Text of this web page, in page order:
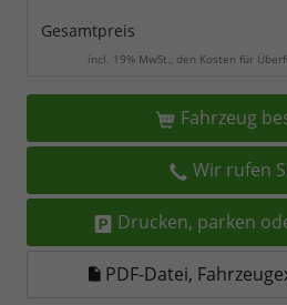
Gesamtpreis
incl. 19% MwSt., den Kosten für
Fahrzeug
Wir rufen
Drucken, parken
PDF-Datei,